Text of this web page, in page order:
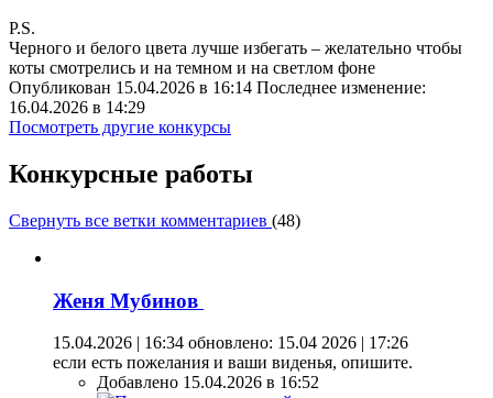
P.S.
Черного и белого цвета лучше избегать – желательно чтобы
коты смотрелись и на темном и на светлом фоне
Опубликован 15.04.2026 в 16:14 Последнее изменение:
16.04.2026 в 14:29
Посмотреть другие конкурсы
Конкурсные работы
Свернуть все ветки комментариев (48)
Женя Мубинов
15.04.2026 | 16:34 обновлено: 15.04 2026 | 17:26
если есть пожелания и ваши виденья, опишите.
Добавлено 15.04.2026 в 16:52